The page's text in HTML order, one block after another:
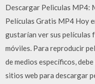
Descargar Peliculas MP4:
Películas Gratis MP4 Hoy
gustarían ver sus películas
móviles. Para reproducir
de medios específicos,
sitios web para descargar